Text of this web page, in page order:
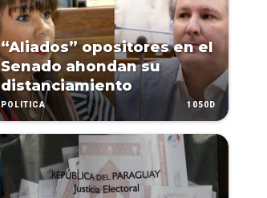
“Aliados” opositores en el
Senado ahondan su
distanciamiento
POLÍTICA 1050D